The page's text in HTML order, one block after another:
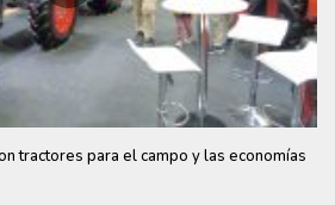
tractores para el campo y las economías